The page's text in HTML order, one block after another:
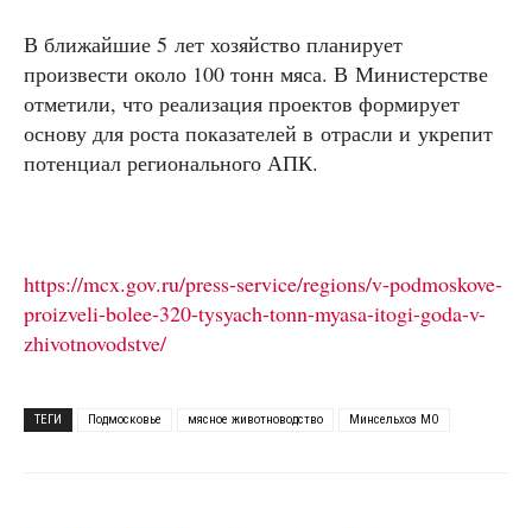
В ближайшие 5 лет хозяйство планирует
произвести около 100 тонн мяса. В Министерстве
отметили, что реализация проектов формирует
основу для роста показателей в отрасли и укрепит
потенциал регионального АПК.
https://mcx.gov.ru/press-service/regions/v‑podmoskove-
proizveli-bolee-320-tysyach-tonn-myasa-itogi-goda-v-
zhivotnovodstve/
ТЕГИ Подмосковье мясное животноводство Минсельхоз МО